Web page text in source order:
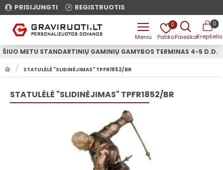
PRISIJUNGTI REGISTRUOTIS
0 0
O
E
STATULĖLĖ "SLIDINĖJIMAS" TPFR1852/BR
ŠIUO METU STANDARTINIŲ GAMINIŲ GAMYBOS TERMINAS 4-5 D.D.
STATULĖLĖ "SLIDINĖJIMAS" TPFR1852/BR